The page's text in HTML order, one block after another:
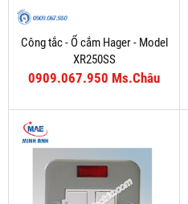
Công tắc - Ổ cắm Hager - Model
XR250SS
0909.067.950 Ms.Châu